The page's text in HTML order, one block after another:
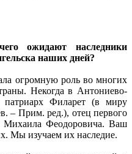
ожидают наследники
наших дней?
огромную роль во многих
Некогда в Антониево-
патриарх Филарет (в миру
– Прим. ред.), отец первого
Михаила Феодоровича. Ваш
Мы изучаем их наследие.